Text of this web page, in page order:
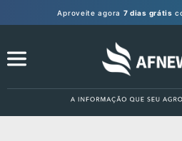
Aproveite agora 7 dias grátis